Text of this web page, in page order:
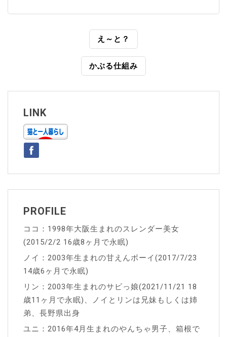
ビ
ゲ
ー
シ
ョ
ン
え～と？
かぶる仕組み
LINK
PROFILE
ココ：1998年大阪生まれのスレンダー美女
(2015/2/2 16歳8ヶ月で永眠)
ノイ：2003年生まれの甘えんボーイ(2017/7/23
14歳6ヶ月で永眠)
リン：2003年生まれのサビっ娘(2021/11/21 18
歳11ヶ月で永眠)、ノイとリンは兄妹もしくは姉
弟、長野県出身
ユニ：2016年4月生まれのやんちゃ男子、箱根で